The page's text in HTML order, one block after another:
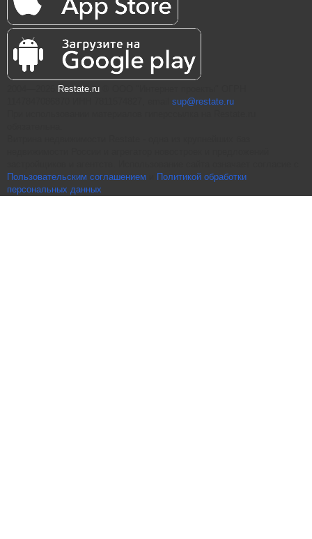
Restate.ru
sup@restate.ru
Пользовательским соглашением
Политикой обработки
персональных данных